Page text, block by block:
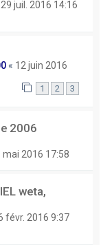
29 juil. 2016 14:16
« 12 juin 2016
1 2 3
2006
mai 2016 17:58
weta,
févr. 2016 9:37